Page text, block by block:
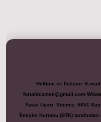
Reklam ve İletişim: E-
forumhizmeti@gmail.com
Yasal Uyarı: Sitemiz, 5651
İletişim Kurumu (BTK)